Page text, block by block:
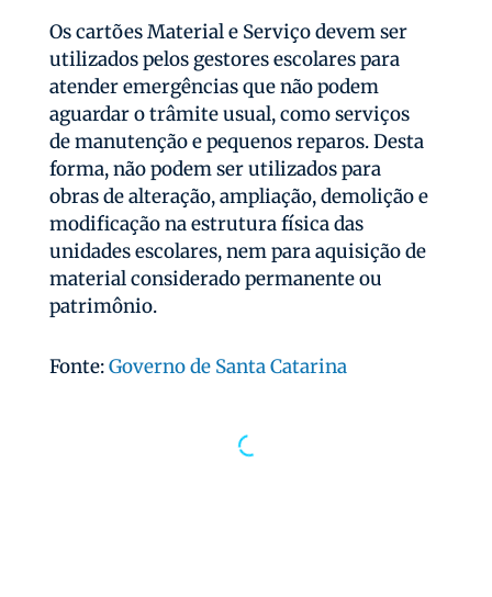
Os cartões Material e Serviço devem ser
utilizados pelos gestores escolares para
atender emergências que não podem
aguardar o trâmite usual, como serviços
de manutenção e pequenos reparos. Desta
forma, não podem ser utilizados para
obras de alteração, ampliação, demolição e
modificação na estrutura física das
unidades escolares, nem para aquisição de
material considerado permanente ou
patrimônio.
Fonte:Governo de Santa Catarina